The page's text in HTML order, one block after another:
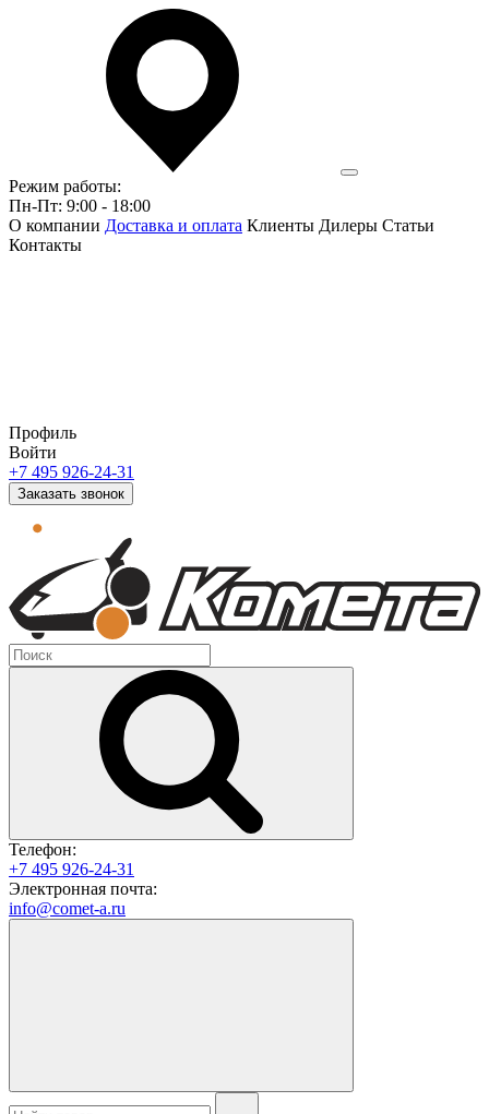
Режим работы:
Пн-Пт: 9:00 - 18:00
О компании Доставка и оплата Клиенты Дилеры Статьи
Контакты
Профиль
Войти
+7 495 926-24-31
Заказать звонок
Телефон:
+7 495 926-24-31
Электронная почта:
info@comet-a.ru